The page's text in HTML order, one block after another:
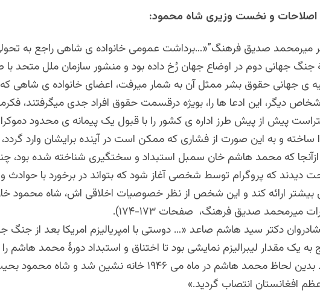
اصلاحات و نخست وزیری شاه محمود:
میرمحمد صدیق فرهنگ”«…برداشت عمومی خانواده ی شاهی راجع به
جنگ جهانی دوم در اوضاع جهان رُخ داده بود و منشور سازمان ملل متحد
ی جهانی حقوق بشر ممثل آن به شمار میرفت، اعضای خانواده ی شاهی که
دیگر، این ادعا ها را، بویژه درقسمت حقوق افراد جدی میگرفتند،
پیش از پیش طرز اداره ی کشور را با قبول یک پیمانه ی محدود
ساخته و به این صورت از فشاری که ممکن است در آینده برایشان وارد
ازآنجا که محمد هاشم خان سمبل استبداد و سختگیری شناخته شده بود،
دیدند که پروگرام توسط شخصی آغاز شود که بتواند در برخورد با حوادث
ارائه کند و این شخص از نظر خصوصیات اخلاقی اش، شاه محمود
میرمحمد صدیق فرهنگ، صفحات ۱۷۳-۱۷۴).
دکتر سید هاشم صاعد «… دوستی با امپریالیزم امریکا بعد از جنگ
به یک مقدار لیبرالیزم نمایشی بود تا اختناق و استبداد دورۀ محمد هاشم
نماید. بدین لحاظ محمد هاشم در ماه می ۱۹۴۶ خانه نشین شد و شاه محمود
افغانستان انتصاب گردید.»